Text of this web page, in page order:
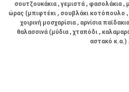
σουτζουκάκια , γεμιστά , φασολάκια ,
ώρας (μπιφτέκι , σουβλάκι κοτόπουλο ,
χοιρινή μοσχαρίσια , αρνίσια
θαλασσινά (μύδια , χταπόδι ,
αστακό κ.α.) .